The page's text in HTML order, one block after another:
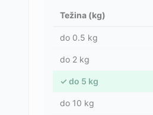
Težina (kg)
do 0.5 kg
do 2 kg
✓ do 5 kg
do 10 kg